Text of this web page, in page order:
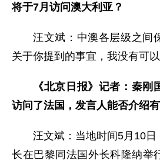
将于7月访问澳大利亚？
汪文斌：中澳各层级之间
关于你提到的事宜，我没有可以
《北京日报》记者：秦刚
访问了法国，发言人能否介绍
汪文斌：当地时间5月10
长在巴黎同法国外长科隆纳举